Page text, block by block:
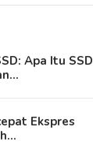
Apa Itu SSD
Ekspres